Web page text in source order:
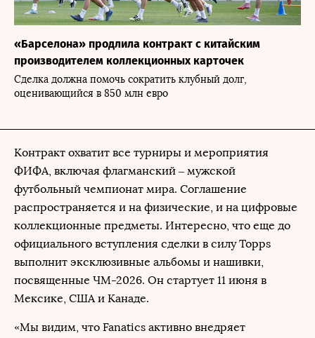
«Барселона» продлила контракт с китайским
производителем коллекционных карточек
Сделка должна помочь сократить клубный долг,
оценивающийся в 850 млн евро
Контракт охватит все турниры и мероприятия
ФИФА, включая флагманский – мужской
футбольный чемпионат мира. Соглашение
распространяется и на физические, и на цифровые
коллекционные предметы. Интересно, что еще до
официального вступления сделки в силу Topps
выполнит эксклюзивные альбомы и нашивки,
посвященные ЧМ-2026. Он стартует 11 июня в
Мексике, США и Канаде.
«Мы видим, что Fanatics активно внедряет